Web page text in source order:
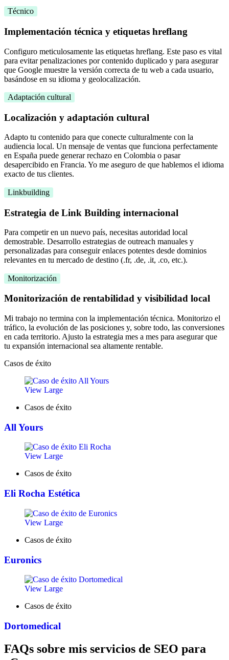
Técnico
Implementación técnica y etiquetas hreflang
Configuro meticulosamente las etiquetas hreflang. Este paso es vital
para evitar penalizaciones por contenido duplicado y para asegurar
que Google muestre la versión correcta de tu web a cada usuario,
basándose en su idioma y geolocalización.
Adaptación cultural
Localización y adaptación cultural
Adapto tu contenido para que conecte culturalmente con la
audiencia local. Un mensaje de ventas que funciona perfectamente
en España puede generar rechazo en Colombia o pasar
desapercibido en Francia. Yo me aseguro de que hablemos el idioma
exacto de tus clientes.
Linkbuilding
Estrategia de Link Building internacional
Para competir en un nuevo país, necesitas autoridad local
demostrable. Desarrollo estrategias de outreach manuales y
personalizadas para conseguir enlaces potentes desde dominios
relevantes en tu mercado de destino (.fr, .de, .it, .co, etc.).
Monitorización
Monitorización de rentabilidad y visibilidad local
Mi trabajo no termina con la implementación técnica. Monitorizo el
tráfico, la evolución de las posiciones y, sobre todo, las conversiones
en cada territorio. Ajusto la estrategia mes a mes para asegurar que
tu expansión internacional sea altamente rentable.
Casos de éxito
View Large
Casos de éxito
All Yours
View Large
Casos de éxito
Eli Rocha Estética
View Large
Casos de éxito
Euronics
View Large
Casos de éxito
Dortomedical
FAQs sobre mis servicios de SEO para